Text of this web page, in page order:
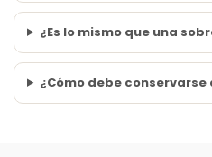
¿Es lo mismo que una
¿Cómo debe